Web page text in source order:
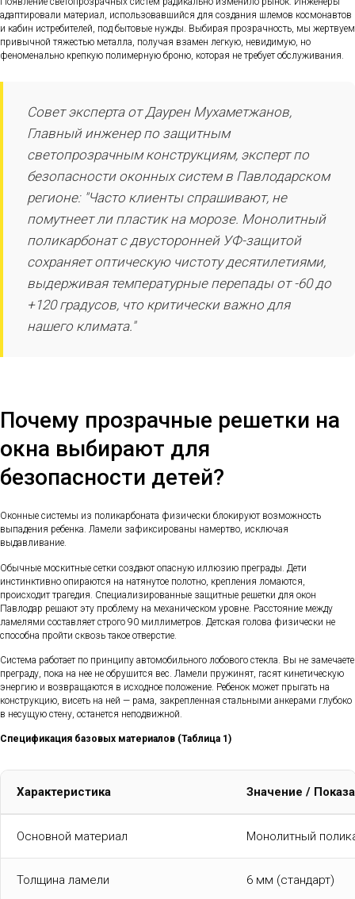
адаптировали материал, использовавшийся для создания шлемов космонавтов
и кабин истребителей, под бытовые нужды. Выбирая прозрачность, мы жертвуем
привычной тяжестью металла, получая взамен легкую, невидимую, но
феноменально крепкую полимерную броню, которая не требует обслуживания.
Совет эксперта от Даурен Мухаметжанов,
Главный инженер по защитным
светопрозрачным конструкциям, эксперт по
безопасности оконных систем в Павлодарском
регионе: "Часто клиенты спрашивают, не
помутнеет ли пластик на морозе. Монолитный
поликарбонат с двусторонней УФ-защитой
сохраняет оптическую чистоту десятилетиями,
выдерживая температурные перепады от -60 до
+120 градусов, что критически важно для
нашего климата."
Почему прозрачные решетки на
окна выбирают для
безопасности детей?
Оконные системы из поликарбоната физически блокируют возможность
выпадения ребенка. Ламели зафиксированы намертво, исключая
выдавливание.
Обычные москитные сетки создают опасную иллюзию преграды. Дети
инстинктивно опираются на натянутое полотно, крепления ломаются,
происходит трагедия. Специализированные защитные решетки для окон
Павлодар решают эту проблему на механическом уровне. Расстояние между
ламелями составляет строго 90 миллиметров. Детская голова физически не
способна пройти сквозь такое отверстие.
Система работает по принципу автомобильного лобового стекла. Вы не замечаете
преграду, пока на нее не обрушится вес. Ламели пружинят, гасят кинетическую
энергию и возвращаются в исходное положение. Ребенок может прыгать на
конструкцию, висеть на ней — рама, закрепленная стальными анкерами глубоко
в несущую стену, останется неподвижной.
Спецификация базовых материалов (Таблица 1)
Характеристика Значение /
Основной материал Монолитный
Толщина ламели 6 мм (стандарт)